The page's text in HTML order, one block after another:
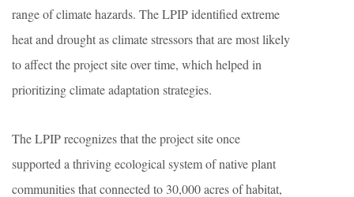
range of climate hazards. The LPIP identified extreme
heat and drought as climate stressors that are most likely
to affect the project site over time, which helped in
prioritizing climate adaptation strategies.
The LPIP recognizes that the project site once
supported a thriving ecological system of native plant
communities that connected to 30,000 acres of habitat,